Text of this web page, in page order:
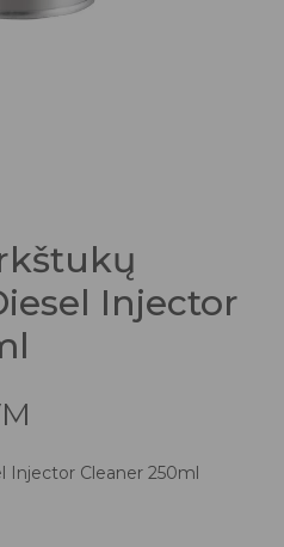
Injector
Injector Cleaner 250ml